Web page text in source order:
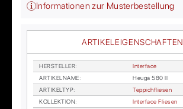
Informationen zur Musterbestellung
ARTIKELEIGENSCHAFTEN
HER­STEL­LER:
In­ter­face
AR­TI­KEL­NA­ME:
Heu­ga 580 II
AR­TI­KEL­TYP:
Tep­pich­flie­sen
KOL­LEK­TI­ON:
In­ter­face Flie­sen